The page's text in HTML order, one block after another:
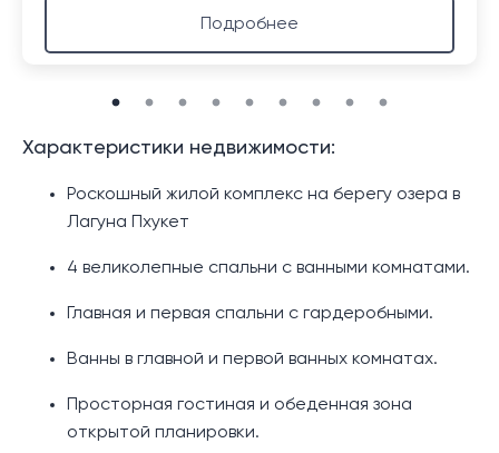
Подробнее
Характеристики недвижимости:
Роскошный жилой комплекс на берегу озера в
Лагуна Пхукет
4 великолепные спальни с ванными комнатами.
Главная и первая спальни с гардеробными.
Ванны в главной и первой ванных комнатах.
Просторная гостиная и обеденная зона
открытой планировки.